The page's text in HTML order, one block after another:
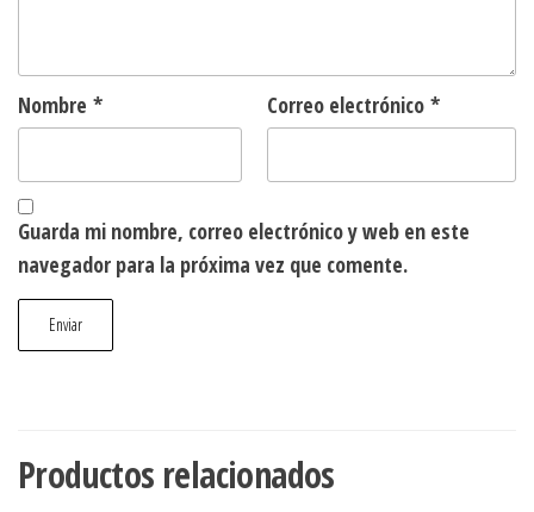
Nombre * Correo electrónico *
Guarda mi nombre, correo electrónico y web en este
navegador para la próxima vez que comente.
Productos relacionados